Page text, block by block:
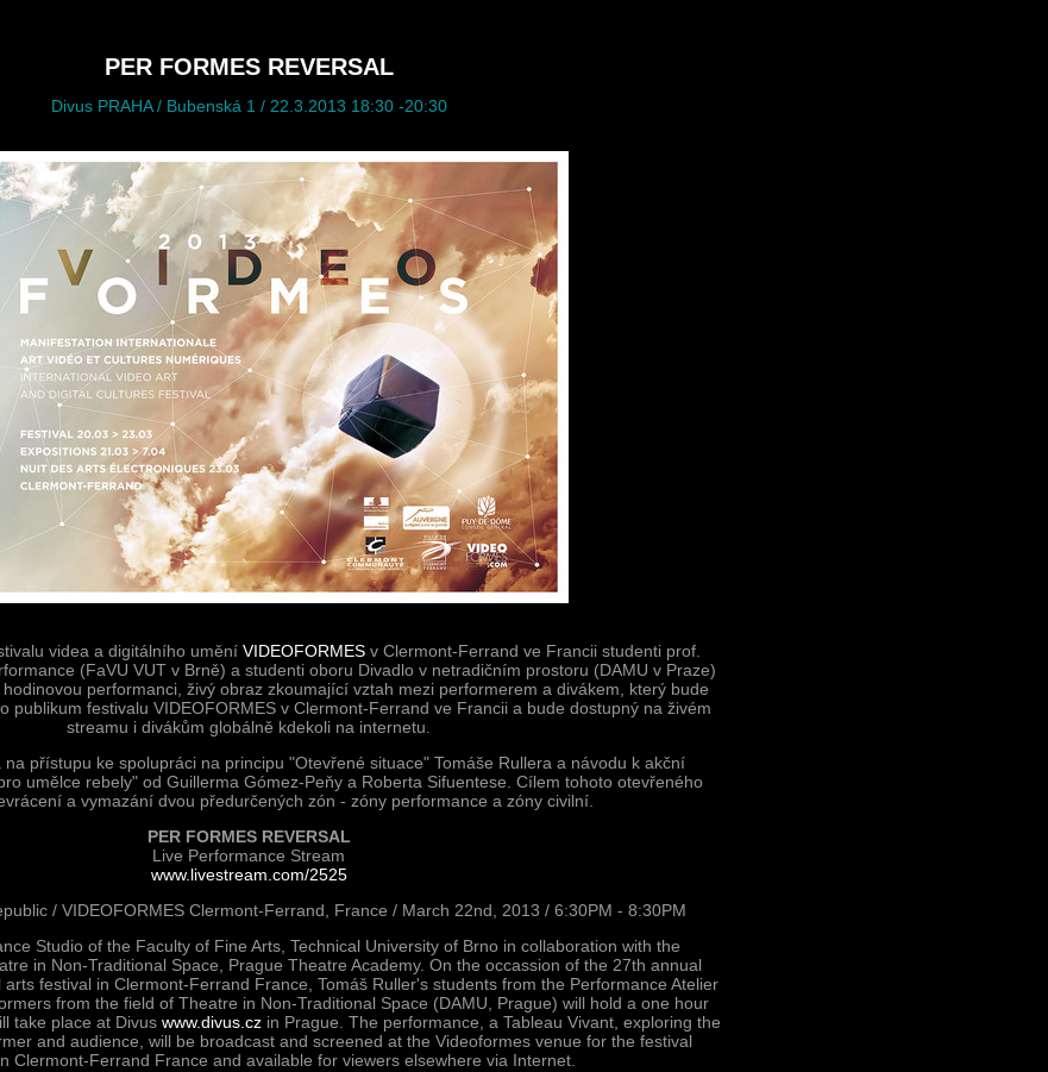
PER FORMES REVERSAL
Divus PRAHA / Bubenská 1 / 22.3.2013 18:30 -20:30
videa a digitálního umění VIDEOFORMESv Clermont-Ferrand ve Francii studenti prof.
(FaVU VUT v Brně) a studenti oboru Divadlo v netradičním prostoru (DAMU v Praze)
performanci, živý obraz zkoumající vztah mezi performerem a divákem, který bude
publikum festivalu VIDEOFORMES v Clermont-Ferrand ve Francii a bude dostupný na živém
streamu i divákům globálně kdekoli na internetu.
přístupu ke spolupráci na principu "Otevřené situace" Tomáše Rullera a návodu k akční
umělce rebely" od Guillerma Gómez-Peňy a Roberta Sifuentese. Cílem tohoto otevřeného
a vymazání dvou předurčených zón - zóny performance a zóny civilní.
PER FORMES REVERSAL
Live Performance Stream
www.livestream.com/2525
/ VIDEOFORMES Clermont-Ferrand, France / March 22nd, 2013 / 6:30PM - 8:30PM
Studio of the Faculty of Fine Arts, Technical University of Brno in collaboration with the
in Non-Traditional Space, Prague Theatre Academy. On the occassion of the 27th annual
festival in Clermont-Ferrand France, Tomáš Ruller's students from the Performance Atelier
from the field of Theatre in Non-Traditional Space (DAMU, Prague) will hold a one hour
take place at Divus www.divus.cz in Prague. The performance, a Tableau Vivant, exploring the
and audience, will be broadcast and screened at the Videoformes venue for the festival
Clermont-Ferrand France and available for viewers elsewhere via Internet.